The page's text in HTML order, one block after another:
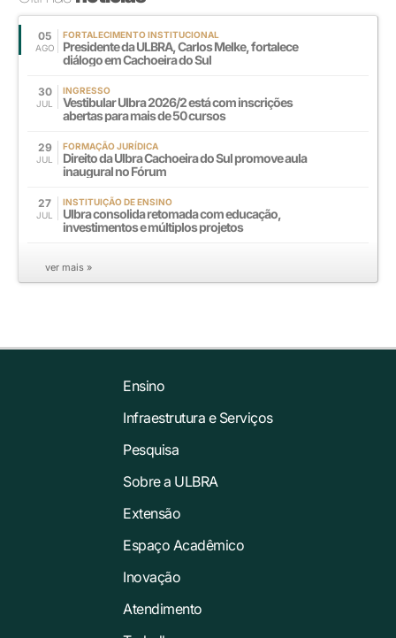
05
AGO
FORTALECIMENTO INSTITUCIONAL
Presidente da ULBRA, Carlos Melke, fortalece
diálogo em Cachoeira do Sul
30
JUL
INGRESSO
Vestibular Ulbra 2026/2 está com inscrições
abertas para mais de 50 cursos
29
JUL
FORMAÇÃO JURÍDICA
Direito da Ulbra Cachoeira do Sul promove aula
inaugural no Fórum
27
JUL
INSTITUIÇÃO DE ENSINO
Ulbra consolida retomada com educação,
investimentos e múltiplos projetos
ver mais »
Ensino
Infraestrutura e Serviços
Pesquisa
Sobre a ULBRA
Extensão
Espaço Acadêmico
Inovação
Atendimento